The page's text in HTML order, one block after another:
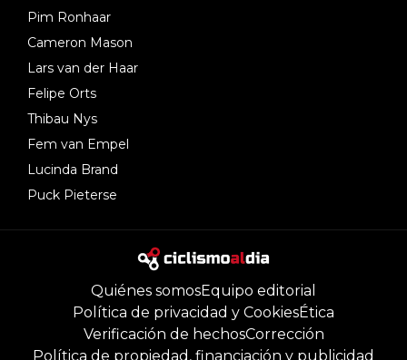
Pim Ronhaar
Cameron Mason
Lars van der Haar
Felipe Orts
Thibau Nys
Fem van Empel
Lucinda Brand
Puck Pieterse
Quiénes somosEquipo editorial
Política de privacidad y CookiesÉtica
Verificación de hechosCorrección
Política de propiedad, financiación y publicidad